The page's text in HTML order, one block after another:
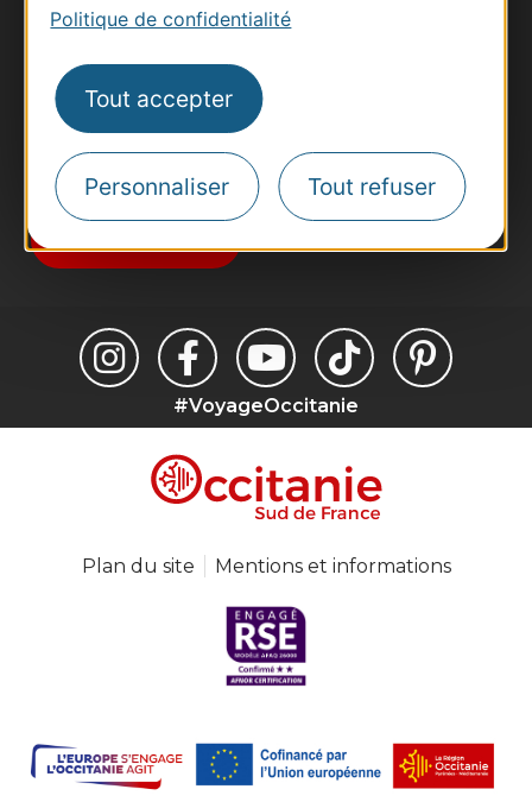
Politique de confidentialité
Tout accepter
Personnaliser Tout refuser
Site presse et d'influence
Voyagistes
Destination Sport
Inscrivez-vous à la lettre d'information
Destination Occitanie pour recevoir des
suggestions de séjours, de visites et de sorties.
#VoyageOccitanie
Plan du site Mentions et informations